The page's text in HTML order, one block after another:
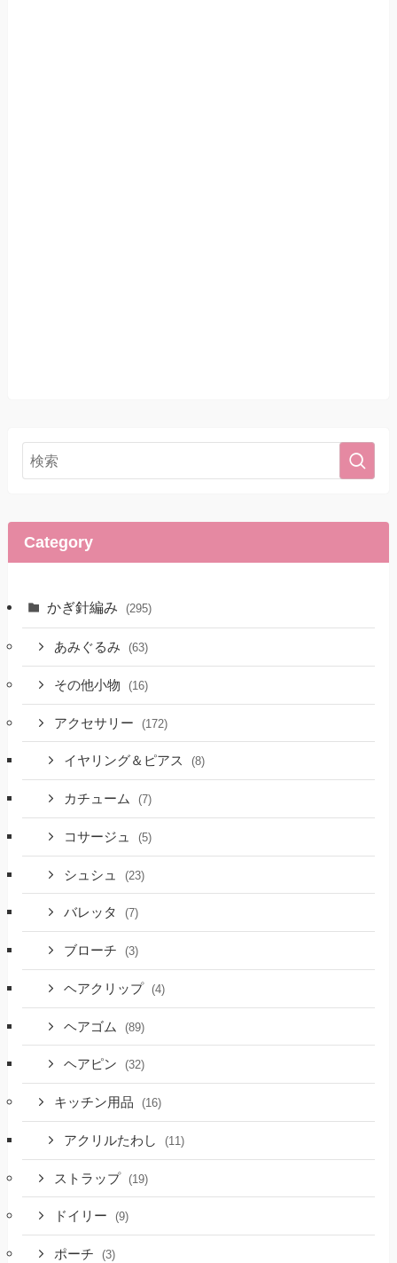
Category
かぎ針編み (295)
あみぐるみ (63)
その他小物 (16)
アクセサリー (172)
イヤリング＆ピアス (8)
カチューム (7)
コサージュ (5)
シュシュ (23)
バレッタ (7)
ブローチ (3)
ヘアクリップ (4)
ヘアゴム (89)
ヘアピン (32)
キッチン用品 (16)
アクリルたわし (11)
ストラップ (19)
ドイリー (9)
ポーチ (3)